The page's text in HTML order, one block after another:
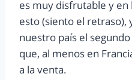
es muy disfrutable y
esto (siento el retraso),
nuestro país el
que, al menos en
a la venta.